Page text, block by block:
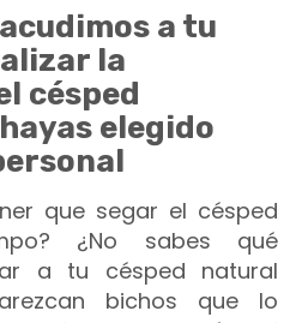
a tu
la
césped
elegido
que segar el césped
¿No sabes qué
a tu césped natural
bichos que lo